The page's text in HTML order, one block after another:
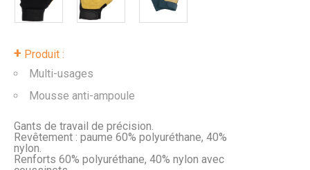
+ Produit :
Multi-usages
Mousse anti-ampoule
Gants de travail de précision.
Revêtement : paume 60% polyuréthane, 40%
nylon.
Renforts 60% polyuréthane, 40% nylon avec